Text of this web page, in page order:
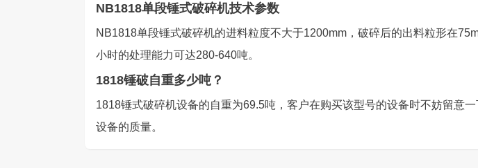
NB1818单段锤式破碎机技术参数
NB1818单段锤式破碎机的进料粒度不大于1200mm，破碎后的出料粒形在
小时的处理能力可达280-640吨。
1818锤破自重多少吨？
1818锤式破碎机设备的自重为69.5吨，客户在购买该型号的设备时不妨留意
设备的质量。